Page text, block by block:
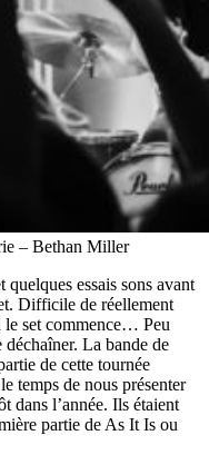
– Bethan Miller
essais sons avant
Difficile de réellement
le set commence… Peu
déchaîner. La bande de
de cette tournée
temps de nous présenter
dans l’année. Ils étaient
partie de As It Is ou